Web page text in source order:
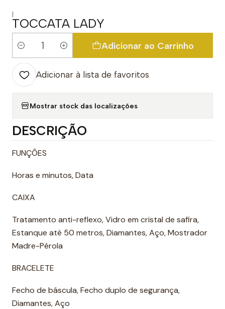
|
TOCCATA LADY
Quantidade
Adicionar ao Carrinho
Adicionar à lista de favoritos
Mostrar stock das localizações
DESCRIÇÃO
FUNÇÕES
Horas e minutos, Data
CAIXA
Tratamento anti-reflexo, Vidro em cristal de safira,
Estanque até 50 metros, Diamantes, Aço, Mostrador
Madre-Pérola
BRACELETE
Fecho de báscula, Fecho duplo de segurança,
Diamantes, Aço